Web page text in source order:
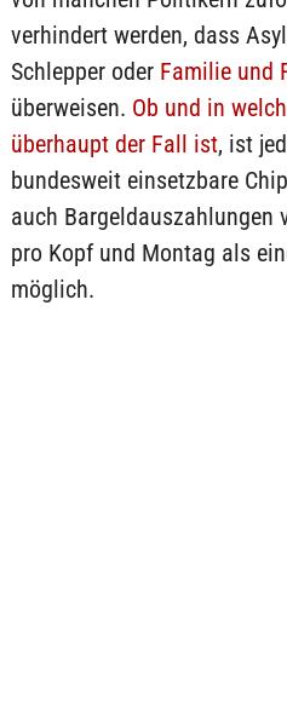
verhindert werden, dass
Schlepper oder Familie und
überweisen. Ob und in
überhaupt der Fall ist, ist
bundesweit einsetzbare
auch Bargeldauszahlungen
pro Kopf und Montag als
möglich.